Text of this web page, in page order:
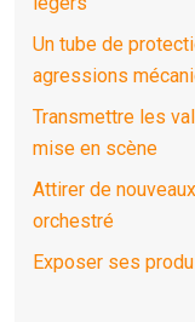
Un tube de
agressions
Transmettre les
mise en scène
Attirer de
orchestré
Exposer ses